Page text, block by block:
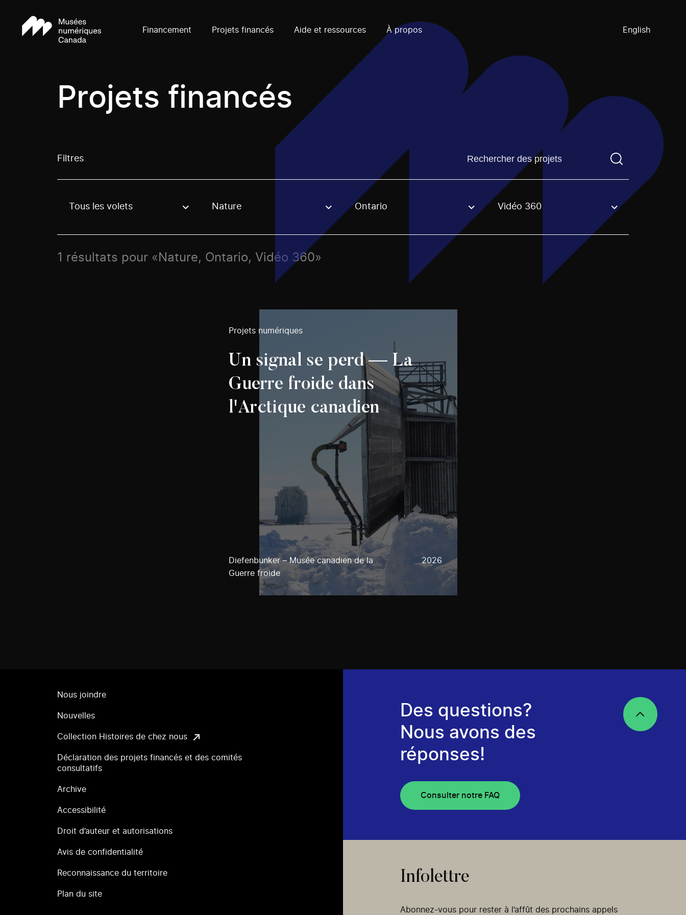
Financement Projets financés Aide et ressources À propos English
Projets financés
Filtres Trouvez un projetVous devez saisir un terme de
Use these options to filter projects by topic, stream or regon. The filter will be applied when selecting an option.
Tous les volets Nature Ontario Vidéo 360
1 résultats pour «Nature, Ontario, Vidéo 360»
Projets numériques
Un signal se perd — La
Guerre froide dans
l'Arctique canadien
Diefenbunker – Musée canadien de la
Guerre froide
2026
Nous joindre
Nouvelles
Collection Histoires de chez nous
Déclaration des projets financés et des comités
consultatifs
Archive
Accessibilité
Droit d’auteur et autorisations
Avis de confidentialité
Reconnaissance du territoire
Plan du site
Des questions?
Nous avons des
réponses!
Consulter notre FAQ
Infolettre
Abonnez-vous pour rester à l’affût des prochains appels